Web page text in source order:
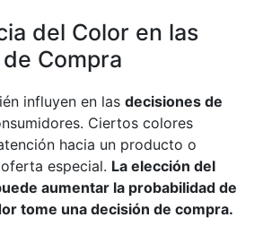
del Color en las
Compra
influyen en lasdecisiones de
Ciertos colores
hacia un producto o
especial. La elección del
aumentar la probabilidad de
tome una decisión de compra.